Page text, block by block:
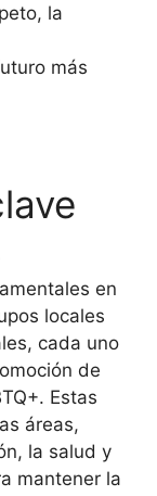
la
más
en
locales
cada uno
de
Estas
áreas,
la salud y
mantener la